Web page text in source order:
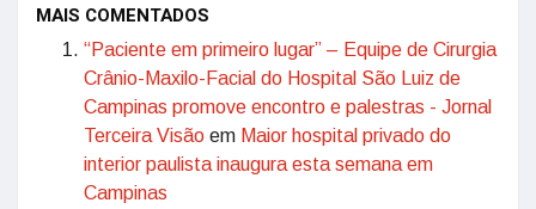
MAIS COMENTADOS
“Paciente em primeiro lugar” – Equipe de Cirurgia
Crânio-Maxilo-Facial do Hospital São Luiz de
Campinas promove encontro e palestras - Jornal
Terceira Visão em Maior hospital privado do
interior paulista inaugura esta semana em
Campinas